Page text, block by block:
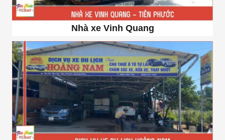
Nhà xe Vinh Quang